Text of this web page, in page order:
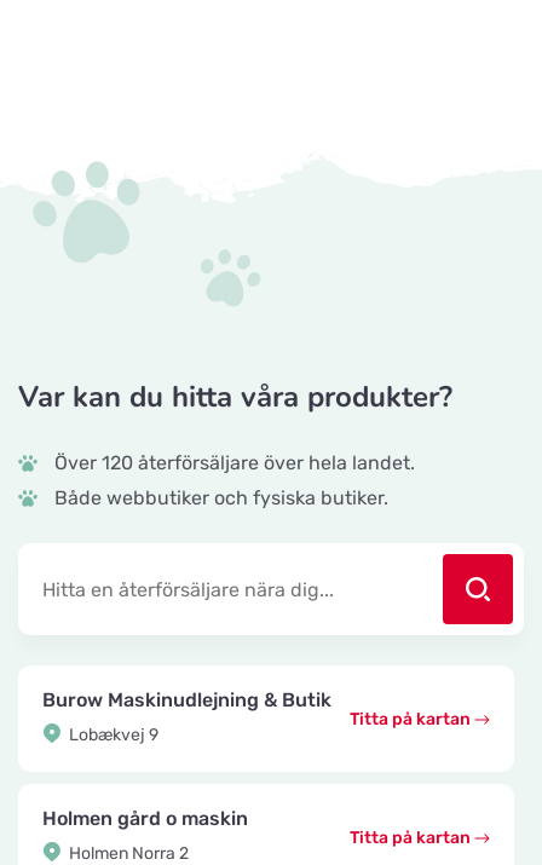
Var kan du hitta våra produkter?
Över 120 återförsäljare över hela landet.
Både webbutiker och fysiska butiker.
Burow Maskinudlejning & Butik
Lobækvej 9
Titta på kartan
Holmen gård o maskin
Holmen Norra 2
Titta på kartan